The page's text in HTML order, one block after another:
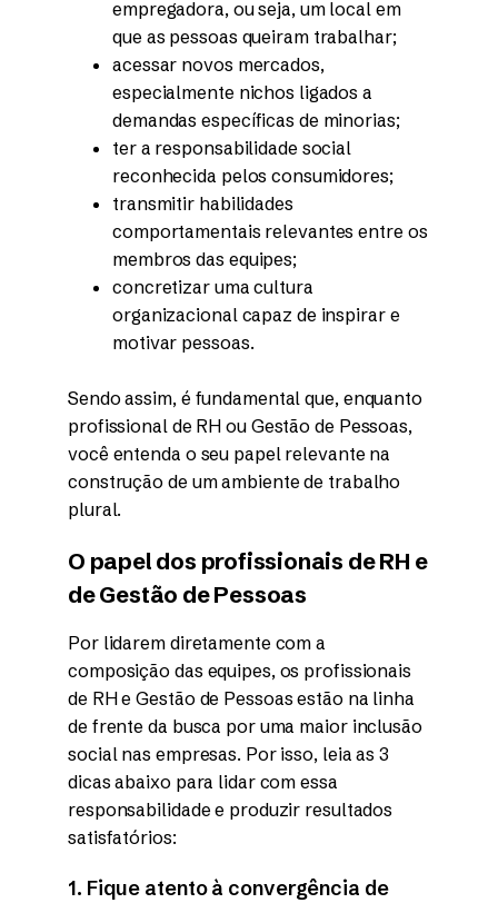
empregadora, ou seja, um local em
que as pessoas queiram trabalhar;
acessar novos mercados,
especialmente nichos ligados a
demandas específicas de minorias;
ter a responsabilidade social
reconhecida pelos consumidores;
transmitir habilidades
comportamentais relevantes entre os
membros das equipes;
concretizar uma cultura
organizacional capaz de inspirar e
motivar pessoas.
Sendo assim, é fundamental que, enquanto
profissional de RH ou Gestão de Pessoas,
você entenda o seu papel relevante na
construção de um ambiente de trabalho
plural.
O papel dos profissionais de RH e
de Gestão de Pessoas
Por lidarem diretamente com a
composição das equipes, os profissionais
de RH e Gestão de Pessoas estão na linha
de frente da busca por uma maior inclusão
social nas empresas. Por isso, leia as 3
dicas abaixo para lidar com essa
responsabilidade e produzir resultados
satisfatórios:
1. Fique atento à convergência de